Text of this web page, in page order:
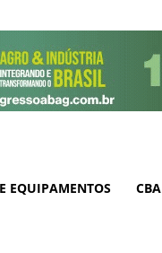
EQUIPAMENTOS CBA